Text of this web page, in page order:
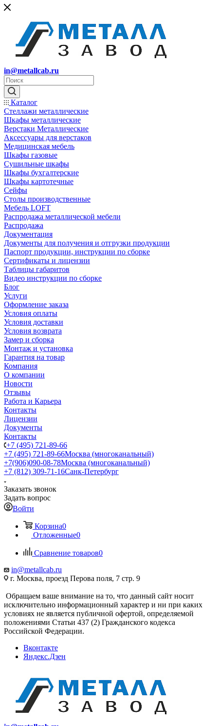
in@metallcab.ru
Каталог
Стеллажи металлические
Шкафы металлические
Верстаки Металлические
Аксессуары для верстаков
Медицинская мебель
Шкафы газовые
Сушильные шкафы
Шкафы бухгалтерские
Шкафы картотечные
Сейфы
Столы производственные
Мебель LOFT
Распродажа металлической мебели
Распродажа
Документация
Документы для получения и отгрузки продукции
Паспорт продукции, инструкции по сборке
Сертификаты и лицензии
Таблицы габаритов
Видео инструкции по сборке
Блог
Услуги
Оформление заказа
Условия оплаты
Условия доставки
Условия возврата
Замер и сборка
Монтаж и установка
Гарантия на товар
Компания
О компании
Новости
Отзывы
Работа и Карьера
Контакты
Лицензии
Документы
Контакты
+7 (495) 721-89-66
+7 (495) 721-89-66Москва (многоканальный)
+7(906)090-08-78Москва (многоканальный)
+7 (812) 309-71-16Санк-Петербург
Заказать звонок
Задать вопрос
Войти
Корзина0
Отложенные0
Сравнение товаров0
in@metallcab.ru
г. Москва, проезд Перова поля, 7 стр. 9
Обращаем ваше внимание на то, что данный сайт носит
исключительно информационный характер и ни при каких
условиях не является публичной офертой, определяемой
положениями Статьи 437 (2) Гражданского кодекса
Российской Федерации.
Вконтакте
Яндекс.Дзен